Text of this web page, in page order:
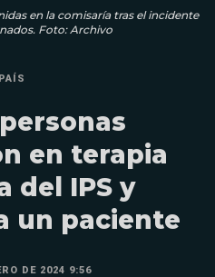
en la comisaría tras el incidente
Foto: Archivo
PAÍS
en terapia
del IPS y
un paciente
DE 2024 9:56